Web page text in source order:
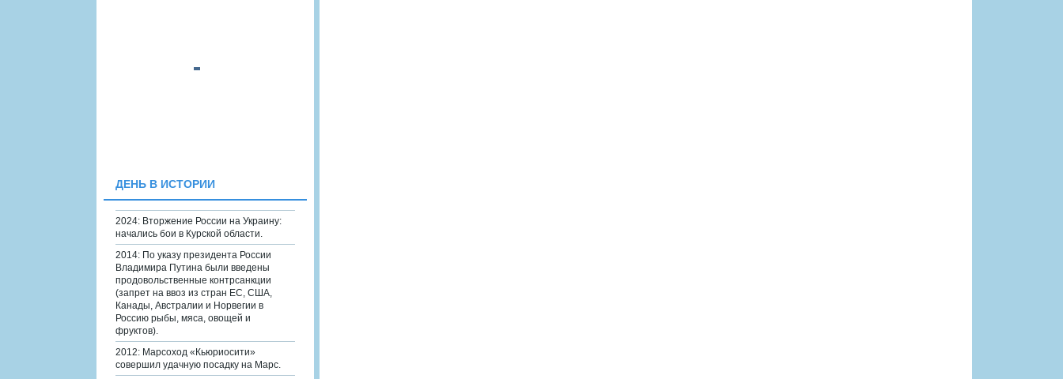
ДЕНЬ В ИСТОРИИ
2024: Вторжение России на Украину:
начались бои в Курской области.
2014: По указу президента России
Владимира Путина были введены
продовольственные контрсанкции
(запрет на ввоз из стран ЕС, США,
Канады, Австралии и Норвегии в
Россию рыбы, мяса, овощей и
фруктов).
2012: Марсоход «Кьюриосити»
совершил удачную посадку на Марс.